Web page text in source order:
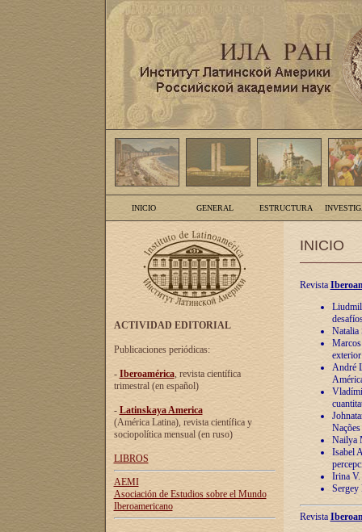
INICIO GENERAL ESTRUCTURA
ACTIVIDAD EDITORIAL
Publicaciones periódicas:
- Iberoamérica, revista científica
trimestral (en español)
- Latinskaya America
(América Latina), revista científica y
sociopolítica mensual (en ruso)
LIBROS
AEMI
Asociación de Estudios sobre el Mundo
Iberoamericano
INICIO
Revista
Natalia
André
Nailya
Isabel
Irina V.
Sergey
Revista